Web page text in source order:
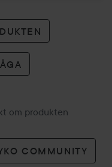
om produkten
COMMUNITY